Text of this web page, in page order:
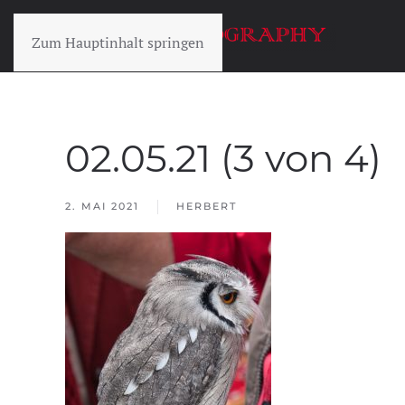
Zum Hauptinhalt springen
02.05.21 (3 von 4)
2. MAI 2021 HERBERT